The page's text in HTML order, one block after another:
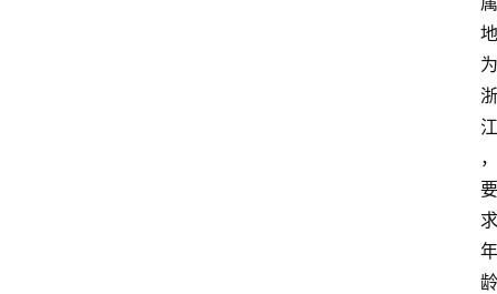
地
为
浙
江
，
要
求
年
龄